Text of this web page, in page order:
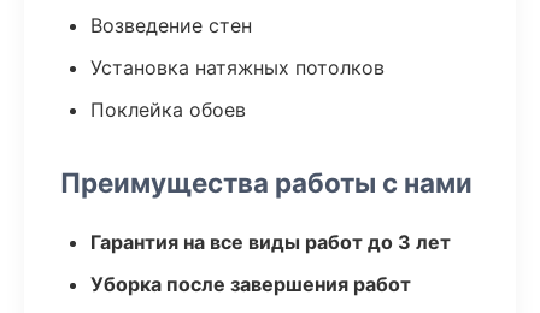
Возведение стен
Установка натяжных потолков
Поклейка обоев
Преимущества работы с нами
Гарантия на все виды работ до 3 лет
Уборка после завершения работ